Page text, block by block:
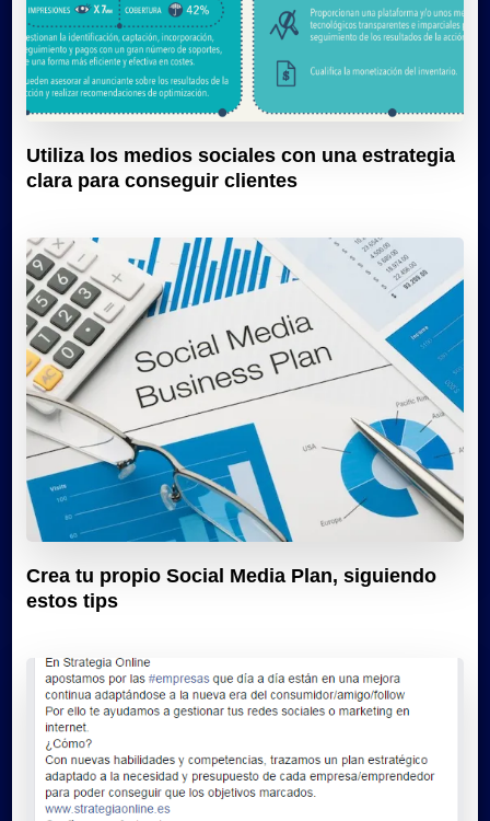
Utiliza los medios sociales con una estrategia
clara para conseguir clientes
Crea tu propio Social Media Plan, siguiendo
estos tips